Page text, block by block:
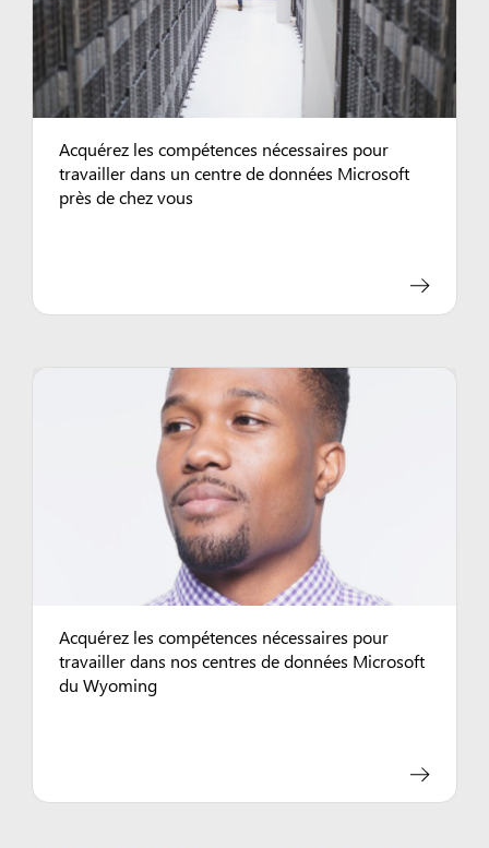
Acquérez les compétences nécessaires pour
travailler dans un centre de données Microsoft
près de chez vous
Acquérez les compétences nécessaires pour
travailler dans nos centres de données Microsoft
du Wyoming